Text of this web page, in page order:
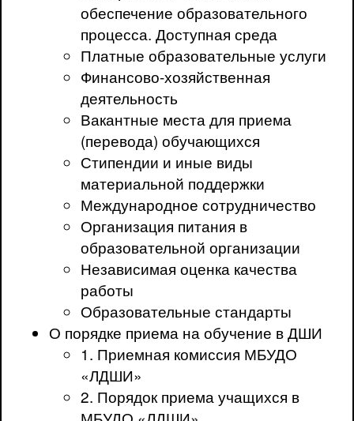
обеспечение образовательного
процесса. Доступная среда
Платные образовательные услуги
Финансово-хозяйственная
деятельность
Вакантные места для приема
(перевода) обучающихся
Стипендии и иные виды
материальной поддержки
Международное сотрудничество
Организация питания в
образовательной организации
Независимая оценка качества
работы
Образовательные стандарты
О порядке приема на обучение в ДШИ
1. Приемная комиссия МБУДО
«ЛДШИ»
2. Порядок приема учащихся в